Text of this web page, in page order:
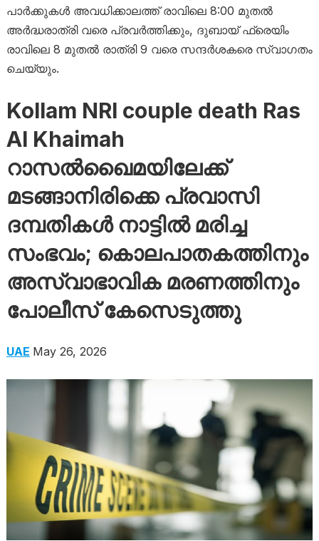
പാർക്കുകൾ അവധിക്കാലത്ത് രാവിലെ 8:00 മുതൽ
അർദ്ധരാത്രി വരെ പ്രവർത്തിക്കും, ദുബായ് ഫ്രെയിം
രാവിലെ 8 മുതൽ രാത്രി 9 വരെ സന്ദർശകരെ സ്വാഗതം
ചെയ്യും.
Kollam NRI couple death Ras
Al Khaimah
റാസൽഖൈമയിലേക്ക്
മടങ്ങാനിരിക്കെ പ്രവാസി
ദമ്പതികൾ നാട്ടിൽ മരിച്ച
സംഭവം; കൊലപാതകത്തിനും
അസ്വാഭാവിക മരണത്തിനും
പോലീസ് കേസെടുത്തു
UAE May 26, 2026